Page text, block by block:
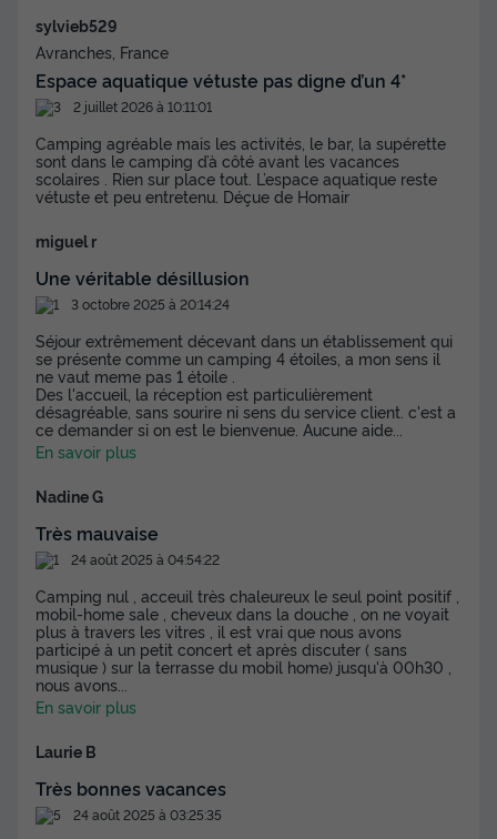
sylvieb529
Avranches, France
Espace aquatique vétuste pas digne d’un 4*
2 juillet 2026 à 10:11:01
Camping agréable mais les activités, le bar, la supérette
sont dans le camping d’à côté avant les vacances
scolaires . Rien sur place tout. L’espace aquatique reste
vétuste et peu entretenu. Déçue de Homair
miguel r
Une véritable désillusion
3 octobre 2025 à 20:14:24
Séjour extrêmement décevant dans un établissement qui
se présente comme un camping 4 étoiles, a mon sens il
ne vaut meme pas 1 étoile .
Des l'accueil, la réception est particulièrement
désagréable, sans sourire ni sens du service client. c'est a
ce demander si on est le bienvenue. Aucune aide
En savoir plus
Nadine G
Très mauvaise
24 août 2025 à 04:54:22
Camping nul , acceuil très chaleureux le seul point positif ,
mobil-home sale , cheveux dans la douche , on ne voyait
plus à travers les vitres , il est vrai que nous avons
participé à un petit concert et après discuter ( sans
musique ) sur la terrasse du mobil home) jusqu'à 00h30 ,
nous avons
En savoir plus
Laurie B
Très bonnes vacances
24 août 2025 à 03:25:35